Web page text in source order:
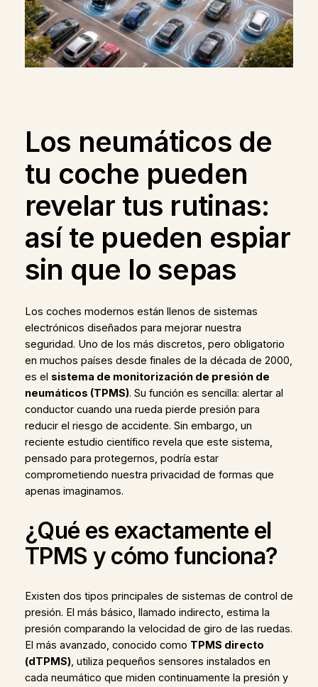
Los neumáticos de
tu coche pueden
revelar tus rutinas:
así te pueden espiar
sin que lo sepas
Los coches modernos están llenos de sistemas
electrónicos diseñados para mejorar nuestra
seguridad. Uno de los más discretos, pero obligatorio
en muchos países desde finales de la década de 2000,
es el sistema de monitorización de presión de
neumáticos (TPMS). Su función es sencilla: alertar al
conductor cuando una rueda pierde presión para
reducir el riesgo de accidente. Sin embargo, un
reciente estudio científico revela que este sistema,
pensado para protegernos, podría estar
comprometiendo nuestra privacidad de formas que
apenas imaginamos.
¿Qué es exactamente el
TPMS y cómo funciona?
Existen dos tipos principales de sistemas de control de
presión. El más básico, llamado indirecto, estima la
presión comparando la velocidad de giro de las ruedas.
El más avanzado, conocido como TPMS directo
(dTPMS), utiliza pequeños sensores instalados en
cada neumático que miden continuamente la presión y